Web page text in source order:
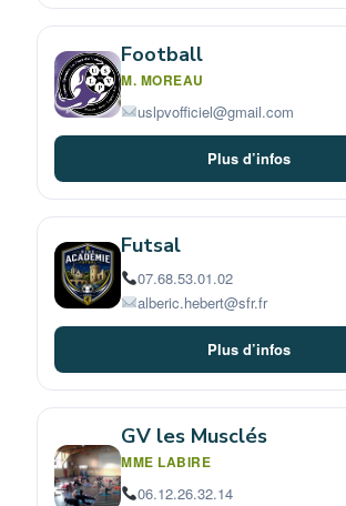
Football
M. MOREAU
uslpvofficiel@gmail.com
Plus d’infos
Futsal
07.68.53.01.02
alberic.hebert@sfr.fr
Plus d’infos
GV les Musclés
MME LABIRE
06.12.26.32.14